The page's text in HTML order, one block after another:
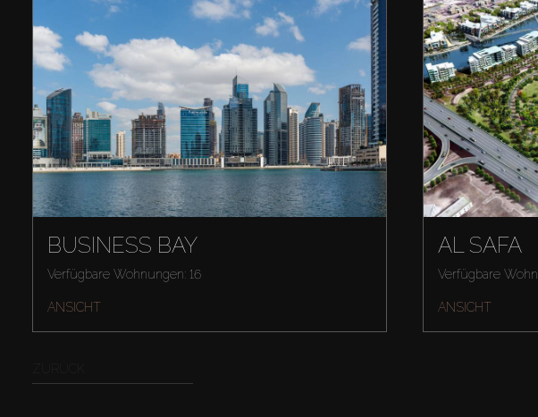
BUSINESS BAY
Verfügbare Wohnungen: 16
ANSICHT
AL SAFA
Verfügbare
ANSICHT